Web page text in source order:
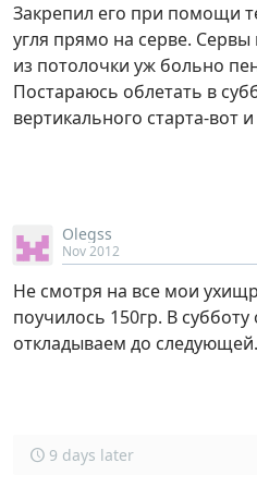
Закрепил его при помощи
угля прямо на серве. Сервы
из потолочки уж больно
Постараюсь облетать в
вертикального старта-вот
Olegss
Nov 2012
Не смотря на все мои
поучилось 150гр. В
откладываем до следующей.
9 days later